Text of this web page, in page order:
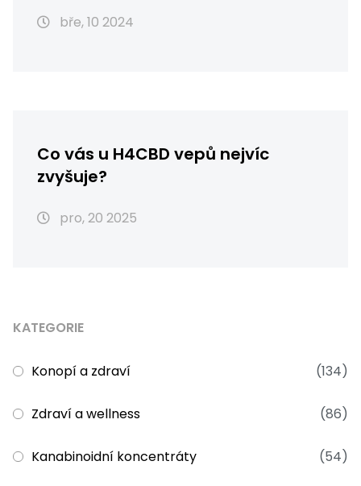
bře, 10 2024
Co vás u H4CBD vepů nejvíc
zvyšuje?
pro, 20 2025
KATEGORIE
Konopí a zdraví (134)
Zdraví a wellness (86)
Kanabinoidní koncentráty (54)